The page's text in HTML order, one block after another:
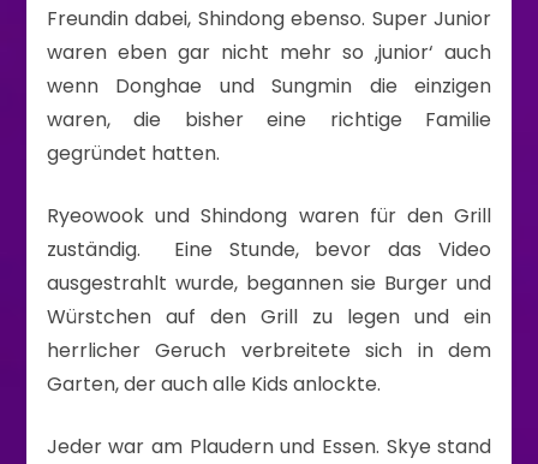
Freundin dabei, Shindong ebenso. Super Junior
waren eben gar nicht mehr so ‚junior‘ auch
wenn Donghae und Sungmin die einzigen
waren, die bisher eine richtige Familie
gegründet hatten.
Ryeowook und Shindong waren für den Grill
zuständig. Eine Stunde, bevor das Video
ausgestrahlt wurde, begannen sie Burger und
Würstchen auf den Grill zu legen und ein
herrlicher Geruch verbreitete sich in dem
Garten, der auch alle Kids anlockte.
Jeder war am Plaudern und Essen. Skye stand